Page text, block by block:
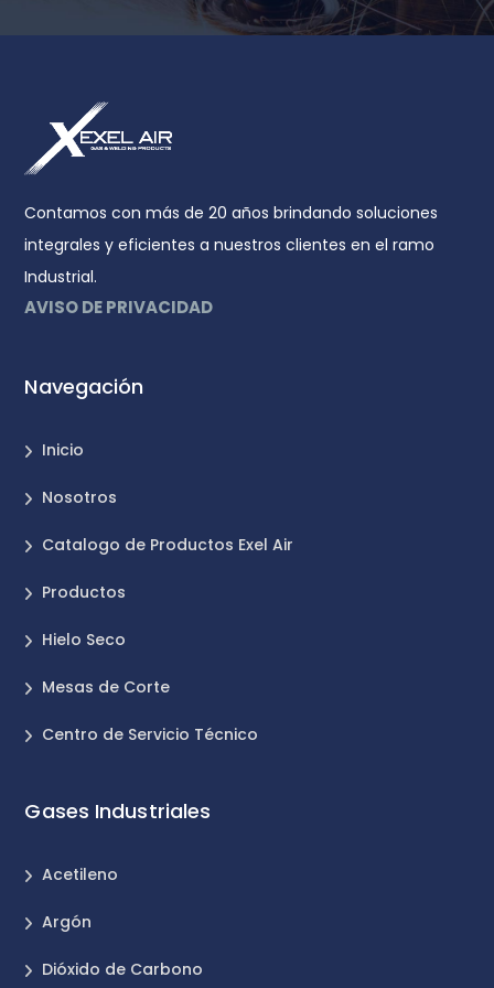
Contamos con más de 20 años brindando soluciones
integrales y eficientes a nuestros clientes en el ramo
Industrial.
AVISO DE PRIVACIDAD
Navegación
Inicio
Nosotros
Catalogo de Productos Exel Air
Productos
Hielo Seco
Mesas de Corte
Centro de Servicio Técnico
Gases Industriales
Acetileno
Argón
Dióxido de Carbono